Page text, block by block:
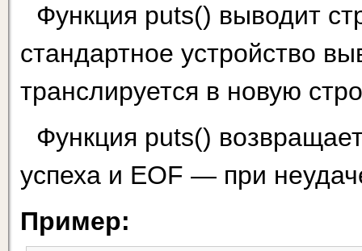
Функция puts() выводит
стандартное устройство
транслируется в новую
Функция puts()
успеха и EOF — при
Пример: